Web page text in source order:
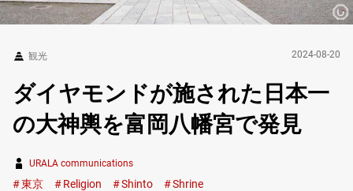
観光 2024-08-20
ダイヤモンドが施された日本一
の大神輿を富岡八幡宮で発見
URALA communications
東京 Religion Shinto Shrine